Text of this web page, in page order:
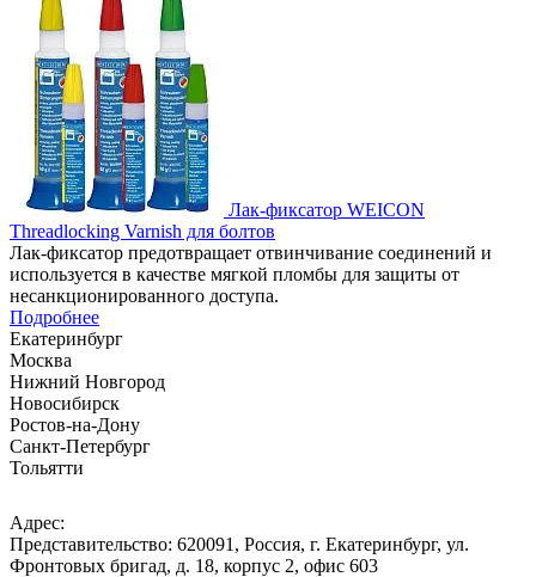
Лак-фиксатор WEICON
Threadlocking Varnish для болтов
Лак-фиксатор предотвращает отвинчивание соединений и
используется в качестве мягкой пломбы для защиты от
несанкционированного доступа.
Подробнее
Екатеринбург
Москва
Нижний Новгород
Новосибирск
Ростов-на-Дону
Санкт-Петербург
Тольятти
Адрес:
Представительство: 620091, Россия, г. Екатеринбург, ул.
Фронтовых бригад, д. 18, корпус 2, офис 603